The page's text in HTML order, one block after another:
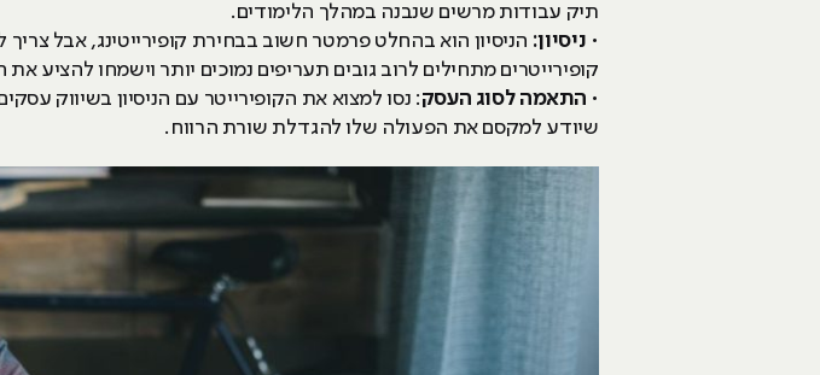
תיק עבודות מרשים שנבנה במהלך הלימודים.
• ניסיון: הניסיון הוא בהחלט פרמטר חשוב בבחירת קופירייטינג, אבל
קופירייטרים מתחילים לרוב גובים תעריפים נמוכים יותר וישמחו להציע את
• התאמה לסוג העסק: נסו למצוא את הקופירייטר עם הניסיון בשיווק
שיודע למקסם את הפעולה שלו להגדלת שורת הרווח.